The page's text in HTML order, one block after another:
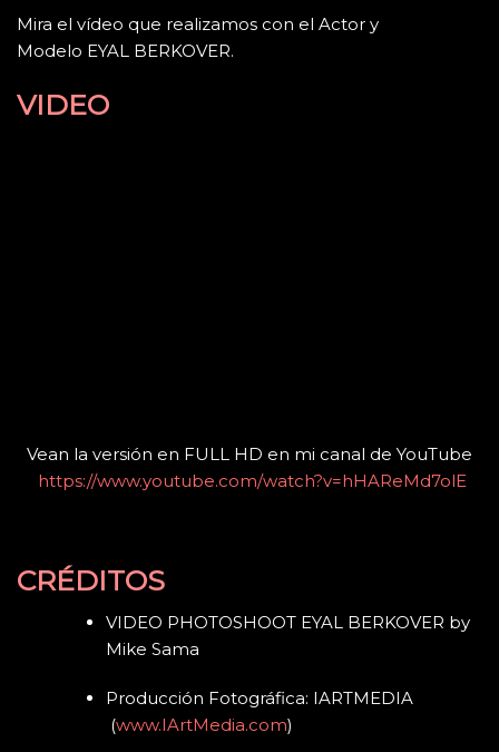
Mira el vídeo que realizamos con el Actor y
Modelo EYAL BERKOVER.
VIDEO
Vean la versión en FULL HD en mi canal de YouTube
https://www.youtube.com/watch?v=hHAReMd7olE
CRÉDITOS
VIDEO PHOTOSHOOT EYAL BERKOVER by
Mike Sama
Producción Fotográfica: IARTMEDIA
(www.IArtMedia.com)